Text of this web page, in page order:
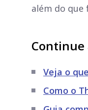
além do que
Continue
Veja o
Como o